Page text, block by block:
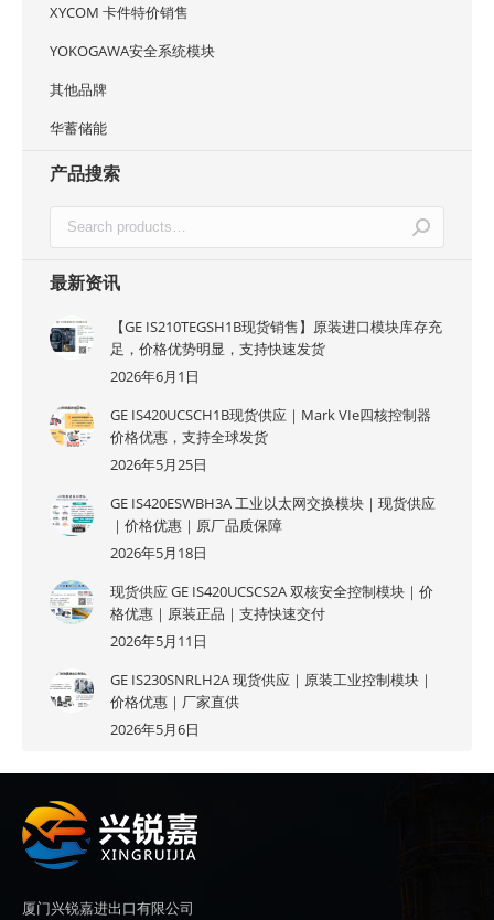
XYCOM 卡件特价销售
YOKOGAWA安全系统模块
其他品牌
华蓄储能
产品搜索
最新资讯
【GE IS210TEGSH1B现货销售】原装进口模块库存充
足，价格优势明显，支持快速发货
2026年6月1日
GE IS420UCSCH1B现货供应｜Mark VIe四核控制器
价格优惠，支持全球发货
2026年5月25日
GE IS420ESWBH3A 工业以太网交换模块｜现货供应
｜价格优惠｜原厂品质保障
2026年5月18日
现货供应 GE IS420UCSCS2A 双核安全控制模块｜价
格优惠｜原装正品｜支持快速交付
2026年5月11日
GE IS230SNRLH2A 现货供应｜原装工业控制模块｜
价格优惠｜厂家直供
2026年5月6日
厦门兴锐嘉进出口有限公司